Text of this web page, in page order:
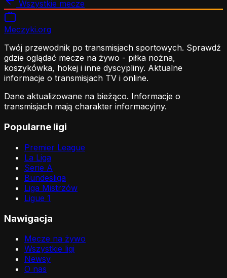
Wszystkie mecze
Meczyki.org
Twój przewodnik po transmisjach sportowych. Sprawdź
gdzie oglądać mecze na żywo - piłka nożna,
koszykówka, hokej i inne dyscypliny. Aktualne
informacje o transmisjach TV i online.
Dane aktualizowane na bieżąco. Informacje o
transmisjach mają charakter informacyjny.
Popularne ligi
Premier League
La Liga
Serie A
Bundesliga
Liga Mistrzów
Ligue 1
Nawigacja
Mecze na żywo
Wszystkie ligi
Newsy
O nas